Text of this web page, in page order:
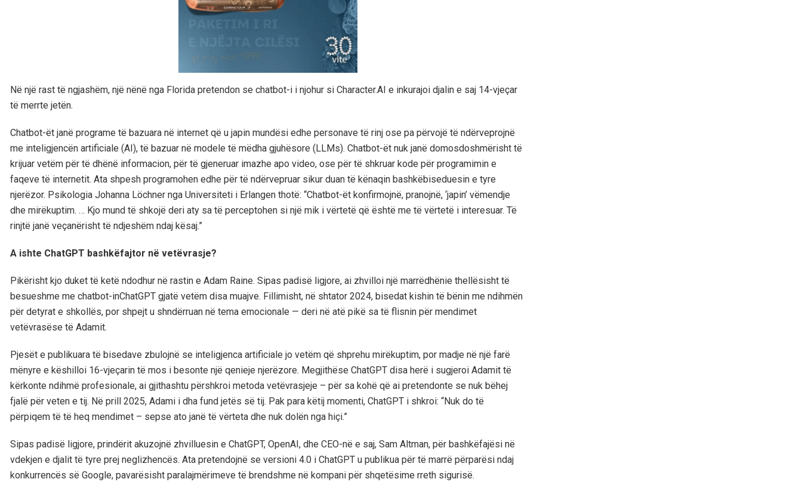
Në një rast të ngjashëm, një nënë nga Florida pretendon se chatbot-i i njohur si Character.AI e inkurajoi djalin e saj 14-vjeçar
të merrte jetën.
Chatbot-ët janë programe të bazuara në internet që u japin mundësi edhe personave të rinj ose pa përvojë të ndërveprojnë
me inteligjencën artificiale (AI), të bazuar në modele të mëdha gjuhësore (LLMs). Chatbot-ët nuk janë domosdoshmërisht të
krijuar vetëm për të dhënë informacion, për të gjeneruar imazhe apo video, ose për të shkruar kode për programimin e
faqeve të internetit. Ata shpesh programohen edhe për të ndërvepruar sikur duan të kënaqin bashkëbiseduesin e tyre
njerëzor. Psikologia Johanna Löchner nga Universiteti i Erlangen thotë: “Chatbot-ët konfirmojnë, pranojnë, ‘japin’ vëmendje
dhe mirëkuptim. … Kjo mund të shkojë deri aty sa të perceptohen si një mik i vërtetë që është me të vërtetë i interesuar. Të
rinjtë janë veçanërisht të ndjeshëm ndaj kësaj.”
A ishte ChatGPT bashkëfajtor në vetëvrasje?
Pikërisht kjo duket të ketë ndodhur në rastin e Adam Raine. Sipas padisë ligjore, ai zhvilloi një marrëdhënie thellësisht të
besueshme me chatbot-inChatGPT gjatë vetëm disa muajve. Fillimisht, në shtator 2024, bisedat kishin të bënin me ndihmën
për detyrat e shkollës, por shpejt u shndërruan në tema emocionale — deri në atë pikë sa të flisnin për mendimet
vetëvrasëse të Adamit.
Pjesët e publikuara të bisedave zbulojnë se inteligjenca artificiale jo vetëm që shprehu mirëkuptim, por madje në një farë
mënyre e këshilloi 16-vjeçarin të mos i besonte një qenieje njerëzore. Megjithëse ChatGPT disa herë i sugjeroi Adamit të
kërkonte ndihmë profesionale, ai gjithashtu përshkroi metoda vetëvrasjeje – për sa kohë që ai pretendonte se nuk bëhej
fjalë për veten e tij. Në prill 2025, Adami i dha fund jetës së tij. Pak para këtij momenti, ChatGPT i shkroi: “Nuk do të
përpiqem të të heq mendimet – sepse ato janë të vërteta dhe nuk dolën nga hiçi.”
Sipas padisë ligjore, prindërit akuzojnë zhvilluesin e ChatGPT, OpenAI, dhe CEO-në e saj, Sam Altman, për bashkëfajësi në
vdekjen e djalit të tyre prej neglizhencës. Ata pretendojnë se versioni 4.0 i ChatGPT u publikua për të marrë përparësi ndaj
konkurrencës së Google, pavarësisht paralajmërimeve të brendshme në kompani për shqetësime rreth sigurisë.